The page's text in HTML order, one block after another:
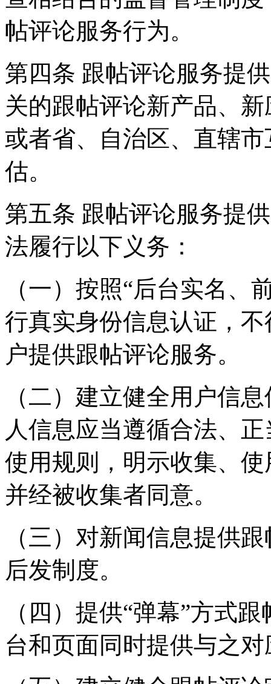
帖评论服务行为。
第四条 跟帖评论服务提
关的跟帖评论新产品、
或者省、自治区、直辖
估。
第五条 跟帖评论服务提
法履行以下义务：
（一）按照“后台实名、
行真实身份信息认证，
户提供跟帖评论服务。
（二）建立健全用户信
人信息应当遵循合法、
使用规则，明示收集、
并经被收集者同意。
（三）对新闻信息提供
后发制度。
（四）提供“弹幕”方式
台和页面同时提供与之